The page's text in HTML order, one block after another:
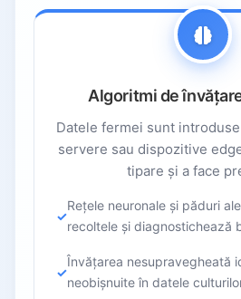
Algoritmi de
Datele fermei sunt
servere sau dispozitive
tipare și a face
Rețele neuronale și păduri
recoltele și diagnostichează
Învățarea nesupravegheată
neobișnuite în datele